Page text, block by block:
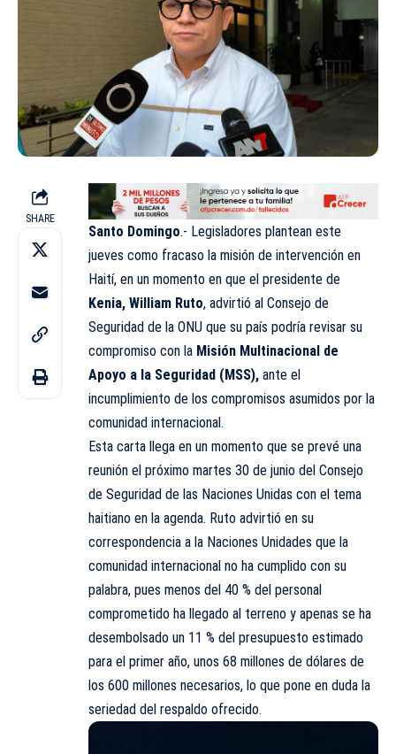
SHARE
Santo Domingo.- Legisladores plantean este
jueves como fracaso la misión de intervención en
Haití, en un momento en que el presidente de
Kenia, William Ruto, advirtió al Consejo de
Seguridad de la ONU que su país podría revisar su
compromiso con la Misión Multinacional de
Apoyo a la Seguridad (MSS), ante el
incumplimiento de los compromisos asumidos por la
comunidad internacional.
Esta carta llega en un momento que se prevé una
reunión el próximo martes 30 de junio del Consejo
de Seguridad de las Naciones Unidas con el tema
haitiano en la agenda. Ruto advirtió en su
correspondencia a la Naciones Unidades que la
comunidad internacional no ha cumplido con su
palabra, pues menos del 40 % del personal
comprometido ha llegado al terreno y apenas se ha
desembolsado un 11 % del presupuesto estimado
para el primer año, unos 68 millones de dólares de
los 600 millones necesarios, lo que pone en duda la
seriedad del respaldo ofrecido.